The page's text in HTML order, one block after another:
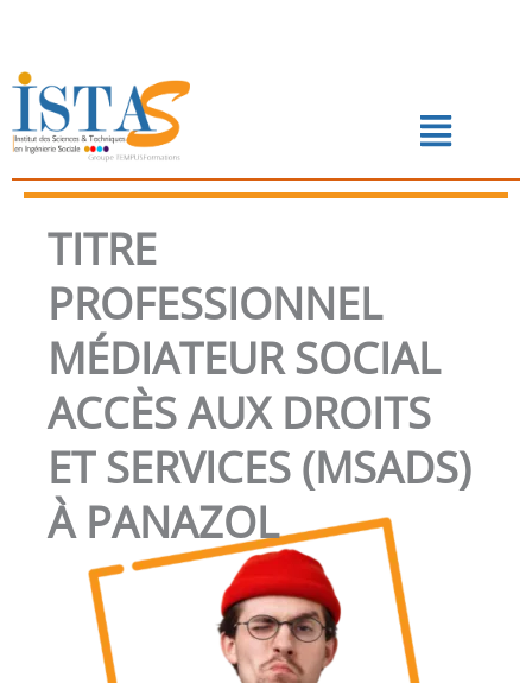
contenu
Menu
📅 PRENDRE RENDEZ-VOUS
TITRE
PROFESSIONNEL
MÉDIATEUR SOCIAL
ACCÈS AUX DROITS
ET SERVICES (MSADS)
À PANAZOL